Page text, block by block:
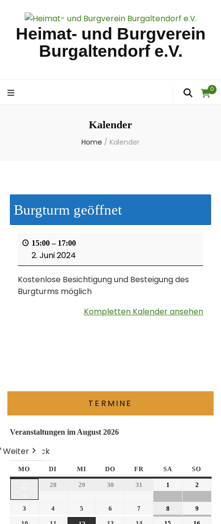
Heimat- und Burgverein
Burgaltendorf e.V.
0
Kalender
Home / Kalender
Burgturm geöffnet
15:00 – 17:00
2. Juni 2024
Kostenlose Besichtigung und Besteigung des
Burgturms möglich
Kompletten Kalender ansehen
TERMINE
Veranstaltungen im August 2026
Zurück
Heute
Weiter
MO DI MI DO FR SA SO
28 29 30 31 1 2
3 4 5 6 7 8
9